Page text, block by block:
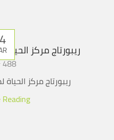
ريبورتاج مركز
488
ريبورتاج مركز